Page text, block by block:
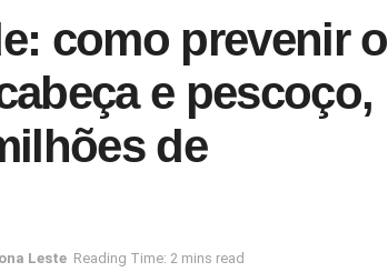
como prevenir o
e pescoço,
de
Leste Reading Time: 2 mins read